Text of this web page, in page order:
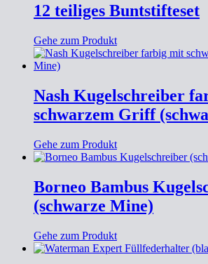
12 teiliges Buntstifteset
Gehe zum Produkt
Nash Kugelschreiber
schwarzem Griff
Gehe zum Produkt
Borneo Bambus
(schwarze Mine)
Gehe zum Produkt